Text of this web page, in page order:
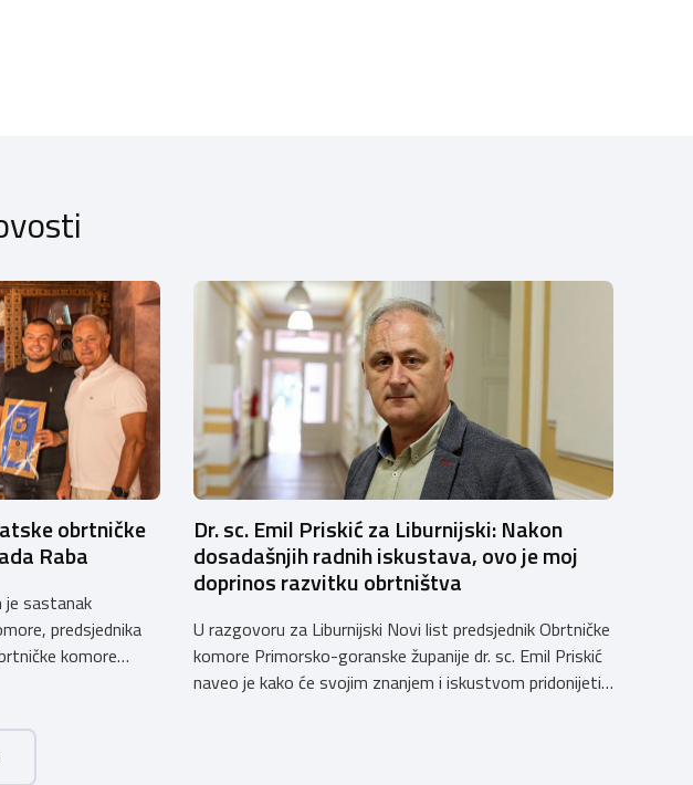
obrtničke
Raba
je sastanak
predsjednika
komore
Raba. Tom
OBRT za više od
Dr. sc. Emil Priskić za Liburnijski: Nakon
dosadašnjih radnih iskustava, ovo je moj
doprinos razvitku obrtništva
U razgovoru za Liburnijski Novi list predsjednik Obrtničke
komore Primorsko-goranske županije dr. sc. Emil Priskić
naveo je kako će svojim znanjem i iskustvom pridonijeti